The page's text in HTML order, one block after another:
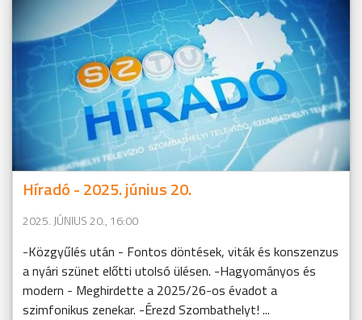
Híradó - 2025. június 20.
2025. JÚNIUS 20., 16:00
-Közgyűlés után - Fontos döntések, viták és konszenzus
a nyári szünet előtti utolsó ülésen. -Hagyományos és
modern - Meghirdette a 2025/26-os évadot a
szimfonikus zenekar. -Érezd Szombathelyt! ...